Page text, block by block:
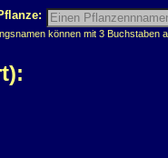
können mit 3 Buchstaben